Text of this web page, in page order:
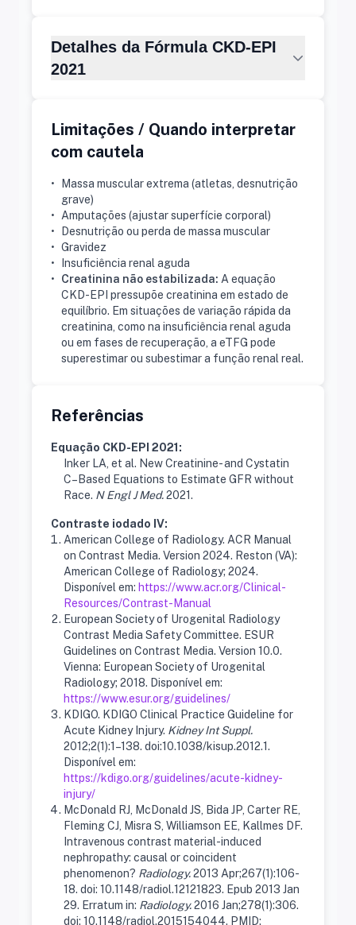
Detalhes da Fórmula CKD-EPI
2021
Limitações / Quando interpretar
com cautela
•
Massa muscular extrema (atletas, desnutrição
grave)
•
Amputações (ajustar superfície corporal)
•
Desnutrição ou perda de massa muscular
• Gravidez
•
Insuficiência renal aguda
•
Creatinina não estabilizada: A equação
CKD-EPI pressupõe creatinina em estado de
equilíbrio. Em situações de variação rápida da
creatinina, como na insuficiência renal aguda
ou em fases de recuperação, a eTFG pode
superestimar ou subestimar a função renal real.
Referências
Equação CKD-EPI 2021:
Inker LA, et al. New Creatinine- and Cystatin
C–Based Equations to Estimate GFR without
Race. N Engl J Med.2021.
Contraste iodado IV:
American College of Radiology. ACR Manual
on Contrast Media. Version 2024. Reston (VA):
American College of Radiology; 2024.
Disponível em: https://www.acr.org/Clinical-
Resources/Contrast-Manual
European Society of Urogenital Radiology
Contrast Media Safety Committee. ESUR
Guidelines on Contrast Media. Version 10.0.
Vienna: European Society of Urogenital
Radiology; 2018. Disponível em:
https://www.esur.org/guidelines/
KDIGO. KDIGO Clinical Practice Guideline for
Acute Kidney Injury. Kidney Int Suppl.
2012;2(1):1–138. doi:10.1038/kisup.2012.1.
Disponível em:
https://kdigo.org/guidelines/acute-kidney-
injury/
McDonald RJ, McDonald JS, Bida JP, Carter RE,
Fleming CJ, Misra S, Williamson EE, Kallmes DF.
Intravenous contrast material-induced
nephropathy: causal or coincident
phenomenon? Radiology.2013 Apr;267(1):106-
18. doi: 10.1148/radiol.12121823. Epub 2013 Jan
29. Erratum in: Radiology.2016 Jan;278(1):306.
doi: 10.1148/radiol.2015154044. PMID: